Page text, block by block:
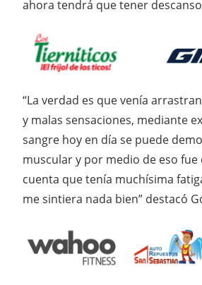
ahora tendrá que tener
“La verdad es que venía
y malas sensaciones, mediante
sangre hoy en día se puede
muscular y por medio de eso fue
cuenta que tenía muchísima
me sintiera nada bien” destacó